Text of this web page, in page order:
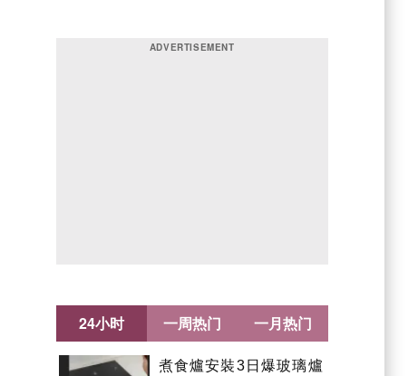
24小时
煮食爐安裝3日爆玻璃爐
一周热门 一月热门